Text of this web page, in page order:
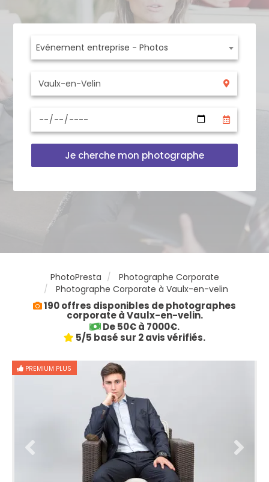
Evénement entreprise - Photos
Je cherche mon photographe
PhotoPresta
Photographe Corporate
Photographe Corporate à Vaulx-en-velin
190 offres disponibles de photographes
corporate à Vaulx-en-velin.
De 50€ à 7000€.
5/5 basé sur 2 avis vérifiés.
PREMIUM PLUS